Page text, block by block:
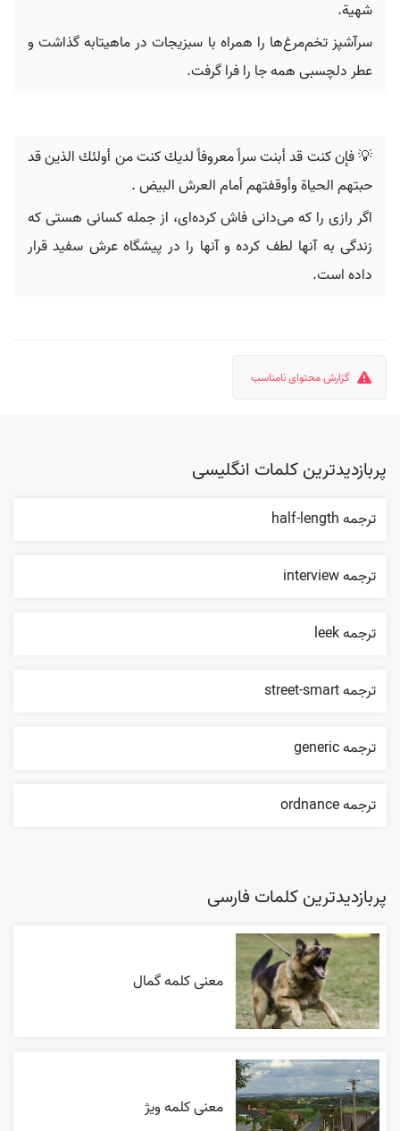
شهية.
سرآشپز تخم‌مرغ‌ها را همراه با سبزیجات در ماهیتابه گذاشت و
عطر دلچسبی همه جا را فرا گرفت.
💡 ‬فإن كنت قد أبنت سراً معروفاً لديك‬ ‫كنت من أولئك الذين قد
حبتهم الحياة وأوقفتهم أمام العرش البيض ‪.
اگر رازی را که می‌دانی فاش کرده‌ای، از جمله کسانی هستی که
زندگی به آنها لطف کرده و آنها را در پیشگاه عرش سفید قرار
داده است.
گزارش محتوای نامناسب
پربازدیدترین کلمات انگلیسی
ترجمه half-length
ترجمه interview
ترجمه leek
ترجمه street-smart
ترجمه generic
ترجمه ordnance
پربازدیدترین کلمات فارسی
معنی کلمه گمال
معنی کلمه ویژ